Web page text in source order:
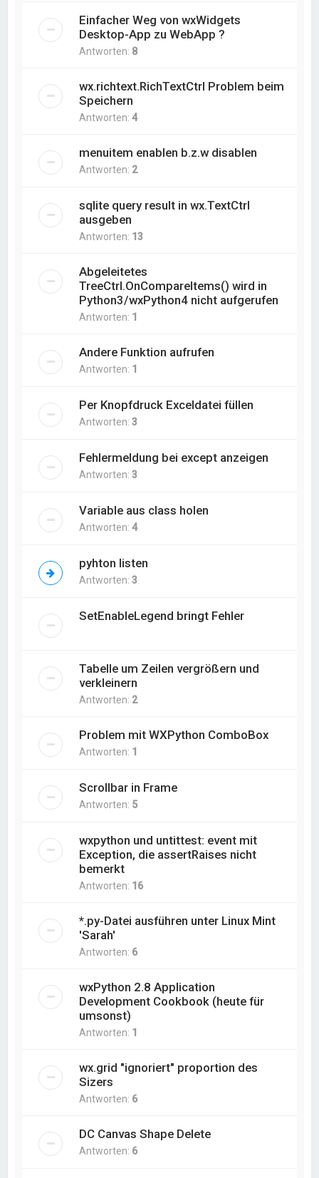
Einfacher Weg von wxWidgets
Desktop-App zu WebApp ?
Antworten: 8
wx.richtext.RichTextCtrl Problem beim
Speichern
Antworten:4
menuitem enablen b.z.w disablen
Antworten: 2
sqlite query result in wx.TextCtrl
ausgeben
Antworten: 13
Abgeleitetes
TreeCtrl.OnCompareItems() wird in
Python3/wxPython4 nicht aufgerufen
Antworten: 1
Andere Funktion aufrufen
Antworten: 1
Per Knopfdruck Exceldatei füllen
Antworten:3
Fehlermeldung bei except anzeigen
Antworten:3
Variable aus class holen
Antworten:4
pyhton listen
Antworten:3
SetEnableLegend bringt Fehler
Tabelle um Zeilen vergrößern und
verkleinern
Antworten: 2
Problem mit WXPython ComboBox
Antworten: 1
Scrollbar in Frame
Antworten: 5
wxpython und untittest: event mit
Exception, die assertRaises nicht
bemerkt
Antworten: 16
*.py-Datei ausführen unter Linux Mint
'Sarah'
Antworten: 6
wxPython 2.8 Application
Development Cookbook (heute für
umsonst)
Antworten: 1
wx.grid "ignoriert" proportion des
Sizers
Antworten: 6
DC Canvas Shape Delete
Antworten: 6